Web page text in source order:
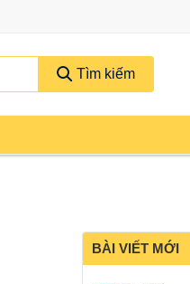
Tìm kiếm
BÀI VIẾT MỚI